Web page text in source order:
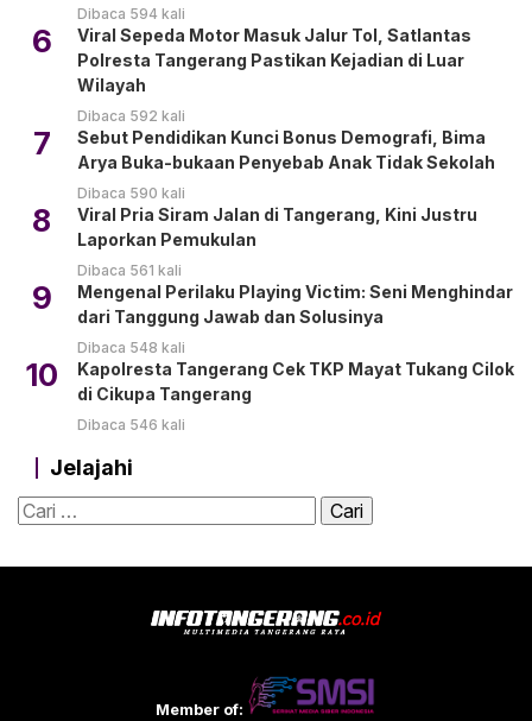
Dibaca 594 kali
6
Viral Sepeda Motor Masuk Jalur Tol, Satlantas
Polresta Tangerang Pastikan Kejadian di Luar
Wilayah
Dibaca 592 kali
7
Sebut Pendidikan Kunci Bonus Demografi, Bima
Arya Buka-bukaan Penyebab Anak Tidak Sekolah
Dibaca 590 kali
8
Viral Pria Siram Jalan di Tangerang, Kini Justru
Laporkan Pemukulan
Dibaca 561 kali
9
Mengenal Perilaku Playing Victim: Seni Menghindar
dari Tanggung Jawab dan Solusinya
Dibaca 548 kali
10
Kapolresta Tangerang Cek TKP Mayat Tukang Cilok
di Cikupa Tangerang
Dibaca 546 kali
Jelajahi
Cari
Member of: